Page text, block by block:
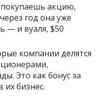
акцию,
год она уже
— и вуаля, $50
компании делятся
Это как бонус за
их бизнес.